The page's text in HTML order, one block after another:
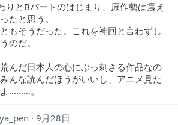
りとBパートのはじまり、原作勢は震え
たと思う。
もそうだった。これを神回と言わずし
のだ。
んだ日本人の心にぶっ刺さる作品なの
んな読んだほうがいいし、アニメ見た
………。
9月28日